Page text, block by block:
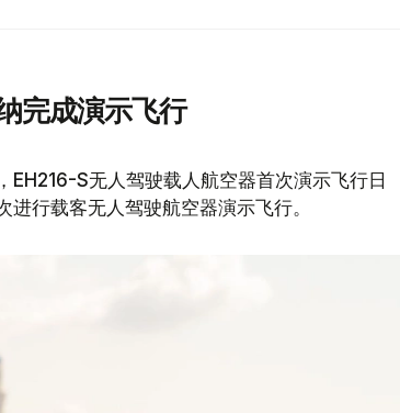
完成演示飞行
EH216-S无人驾驶载人航空器首次演示飞行日
行载客无人驾驶航空器演示飞行。